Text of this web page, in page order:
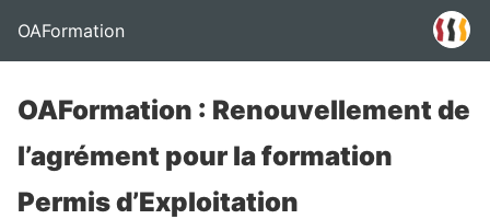
OAFormation
OAFormation : Renouvellement de
l’agrément pour la formation
Permis d’Exploitation